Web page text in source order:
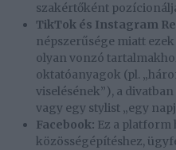
szakértőként
TikTok és Instagram
népszerűsége miatt
olyan vonzó
oktatóanyagok (pl.
viselésének”), a
vagy egy stylist „egy
Facebook: Ez a platform
közösségépítéshez,